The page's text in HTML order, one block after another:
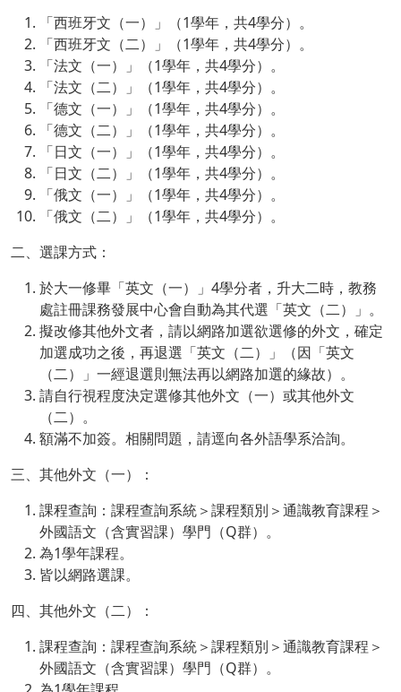
「西班牙文（一）」（1學年，共4學分）。
「西班牙文（二）」（1學年，共4學分）。
「法文（一）」（1學年，共4學分）。
「法文（二）」（1學年，共4學分）。
「德文（一）」（1學年，共4學分）。
「德文（二）」（1學年，共4學分）。
「日文（一）」（1學年，共4學分）。
「日文（二）」（1學年，共4學分）。
「俄文（一）」（1學年，共4學分）。
「俄文（二）」（1學年，共4學分）。
二、選課方式：
於大一修畢「英文（一）」4學分者，升大二時，教務
處註冊課務發展中心會自動為其代選「英文（二）」。
擬改修其他外文者，請以網路加選欲選修的外文，確定
加選成功之後，再退選「英文（二）」（因「英文
（二）」一經退選則無法再以網路加選的緣故）。
請自行視程度決定選修其他外文（一）或其他外文
（二）。
額滿不加簽。相關問題，請逕向各外語學系洽詢。
三、其他外文（一）：
課程查詢：課程查詢系統＞課程類別＞通識教育課程＞
外國語文（含實習課）學門（Q群）。
為1學年課程。
皆以網路選課。
四、其他外文（二）：
課程查詢：課程查詢系統＞課程類別＞通識教育課程＞
外國語文（含實習課）學門（Q群）。